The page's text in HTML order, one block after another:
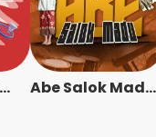
Abe Salok Madu